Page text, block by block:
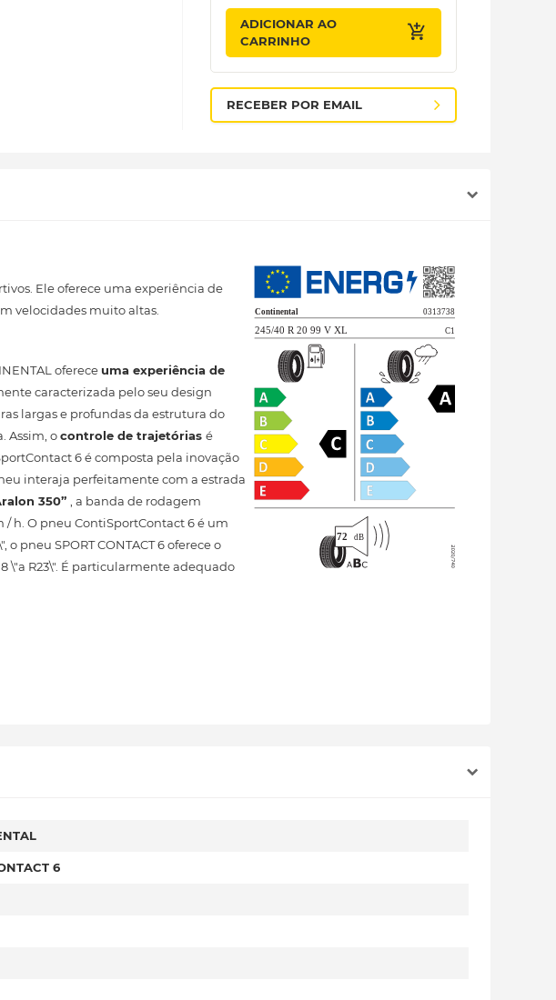
ADICIONAR AO
CARRINHO
RECEBER POR EMAIL
Ele oferece uma experiência de
velocidades muito altas.
oferece uma experiência de
caracterizada pelo seu design
largas e profundas da estrutura do
Assim, ocontrole de trajetórias é
6 é composta pela inovação
interaja perfeitamente com a estrada
350”
, a banda de rodagem
h. O pneu ContiSportContact 6 é um
pneu SPORT CONTACT 6 oferece o
\"a R23\". É particularmente adequado
6